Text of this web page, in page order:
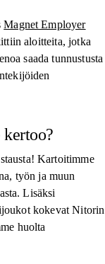
Magnet Employer
aloitteita, jotka
saada tunnustusta
Kartoitimme
työn ja muun
Lisäksi
kokevat Nitorin
huolta